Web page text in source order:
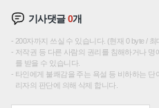
기사댓글0개
200자까지 쓰실 수 있습니다. (현재 0 byte / 최
저작권 등 다른 사람의 권리를 침해하거나
를 받을 수 있습니다.
타인에게 불쾌감을 주는 욕설 등 비하하는
리자의 판단에 의해 삭제 합니다.